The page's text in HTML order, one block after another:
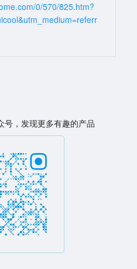
0/570/825.htm?
号，发现更多有趣的产品